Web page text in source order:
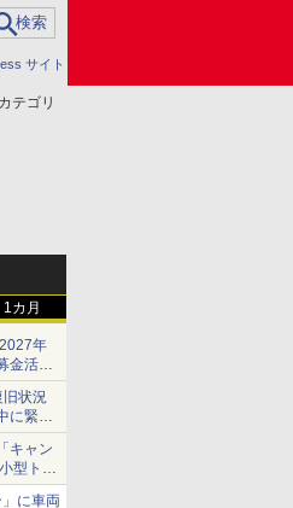
サイト
テゴリ
1カ月
年
金活動
旧状況
に緊急
キャン
型トラ
に車両